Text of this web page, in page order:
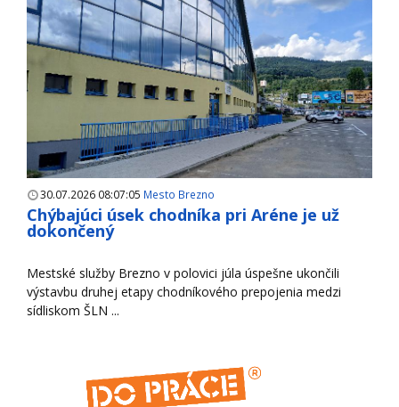
30.07.2026 08:07:05 Mesto Brezno
Chýbajúci úsek chodníka pri Aréne je už
dokončený
Mestské služby Brezno v polovici júla úspešne ukončili
výstavbu druhej etapy chodníkového prepojenia medzi
sídliskom ŠLN ...